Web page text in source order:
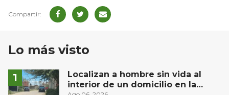
Lo más visto
Localizan a hombre sin vida al
interior de un domicilio en la